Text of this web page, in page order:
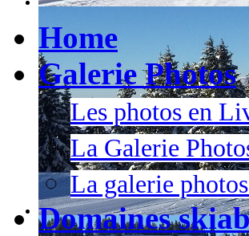
Home
Galerie Photos
Les photos en
La Galerie
La galerie
Domaines